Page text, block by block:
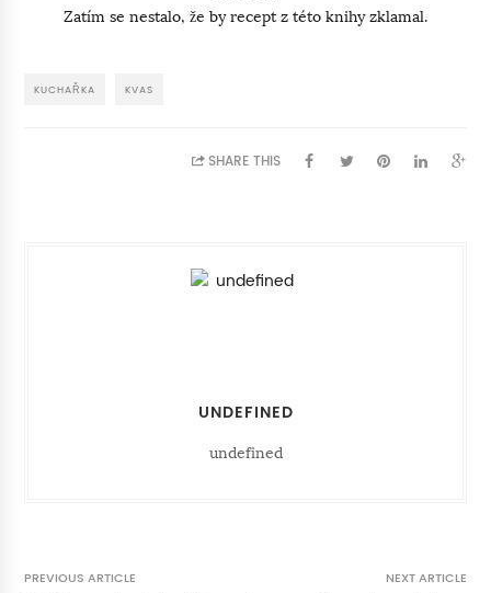
Zatím se nestalo, že by recept z této knihy zklamal.
KUCHAŘKA KVAS
SHARE THIS
UNDEFINED
undefined
PREVIOUS ARTICLE NEXT ARTICLE